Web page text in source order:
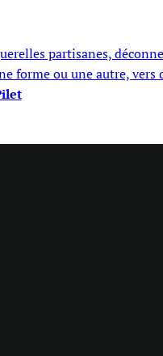
partisanes,
forme ou une autre, vers